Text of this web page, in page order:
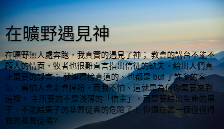
在曠野遇見神
在曠野無人處奔跑，我真實的遇見了神； 教會的講台不能不
顧人的情面，牧者也很難直言指出信徒的缺失、給出人們真
正需要的諍言； 就連標榜真道的、也都是 buf 了許多的客
氣，害怕人會走會掉粉，而我不怕、這就是為何你需要來到
這裡。 主所要的不是淺薄的「信主」，而是要結出生命的果
子，不能結果子的基督徒真的危險了！ 你還在當一個僅僅得
救的基督徒嗎?